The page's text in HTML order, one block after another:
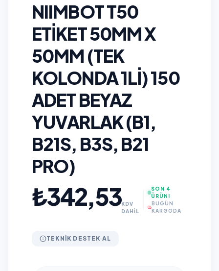
NIIMBOT T50
ETIKET 50MM X
50MM (TEK
KOLONDA 1LI) 150
ADET BEYAZ
YUVARLAK (B1,
B21S, B3S, B21
PRO)
₺342,53KDV
DAHİL
SON 4
ÜRÜN!
BUGÜN
KARGODA
TEKNIK DESTEK AL